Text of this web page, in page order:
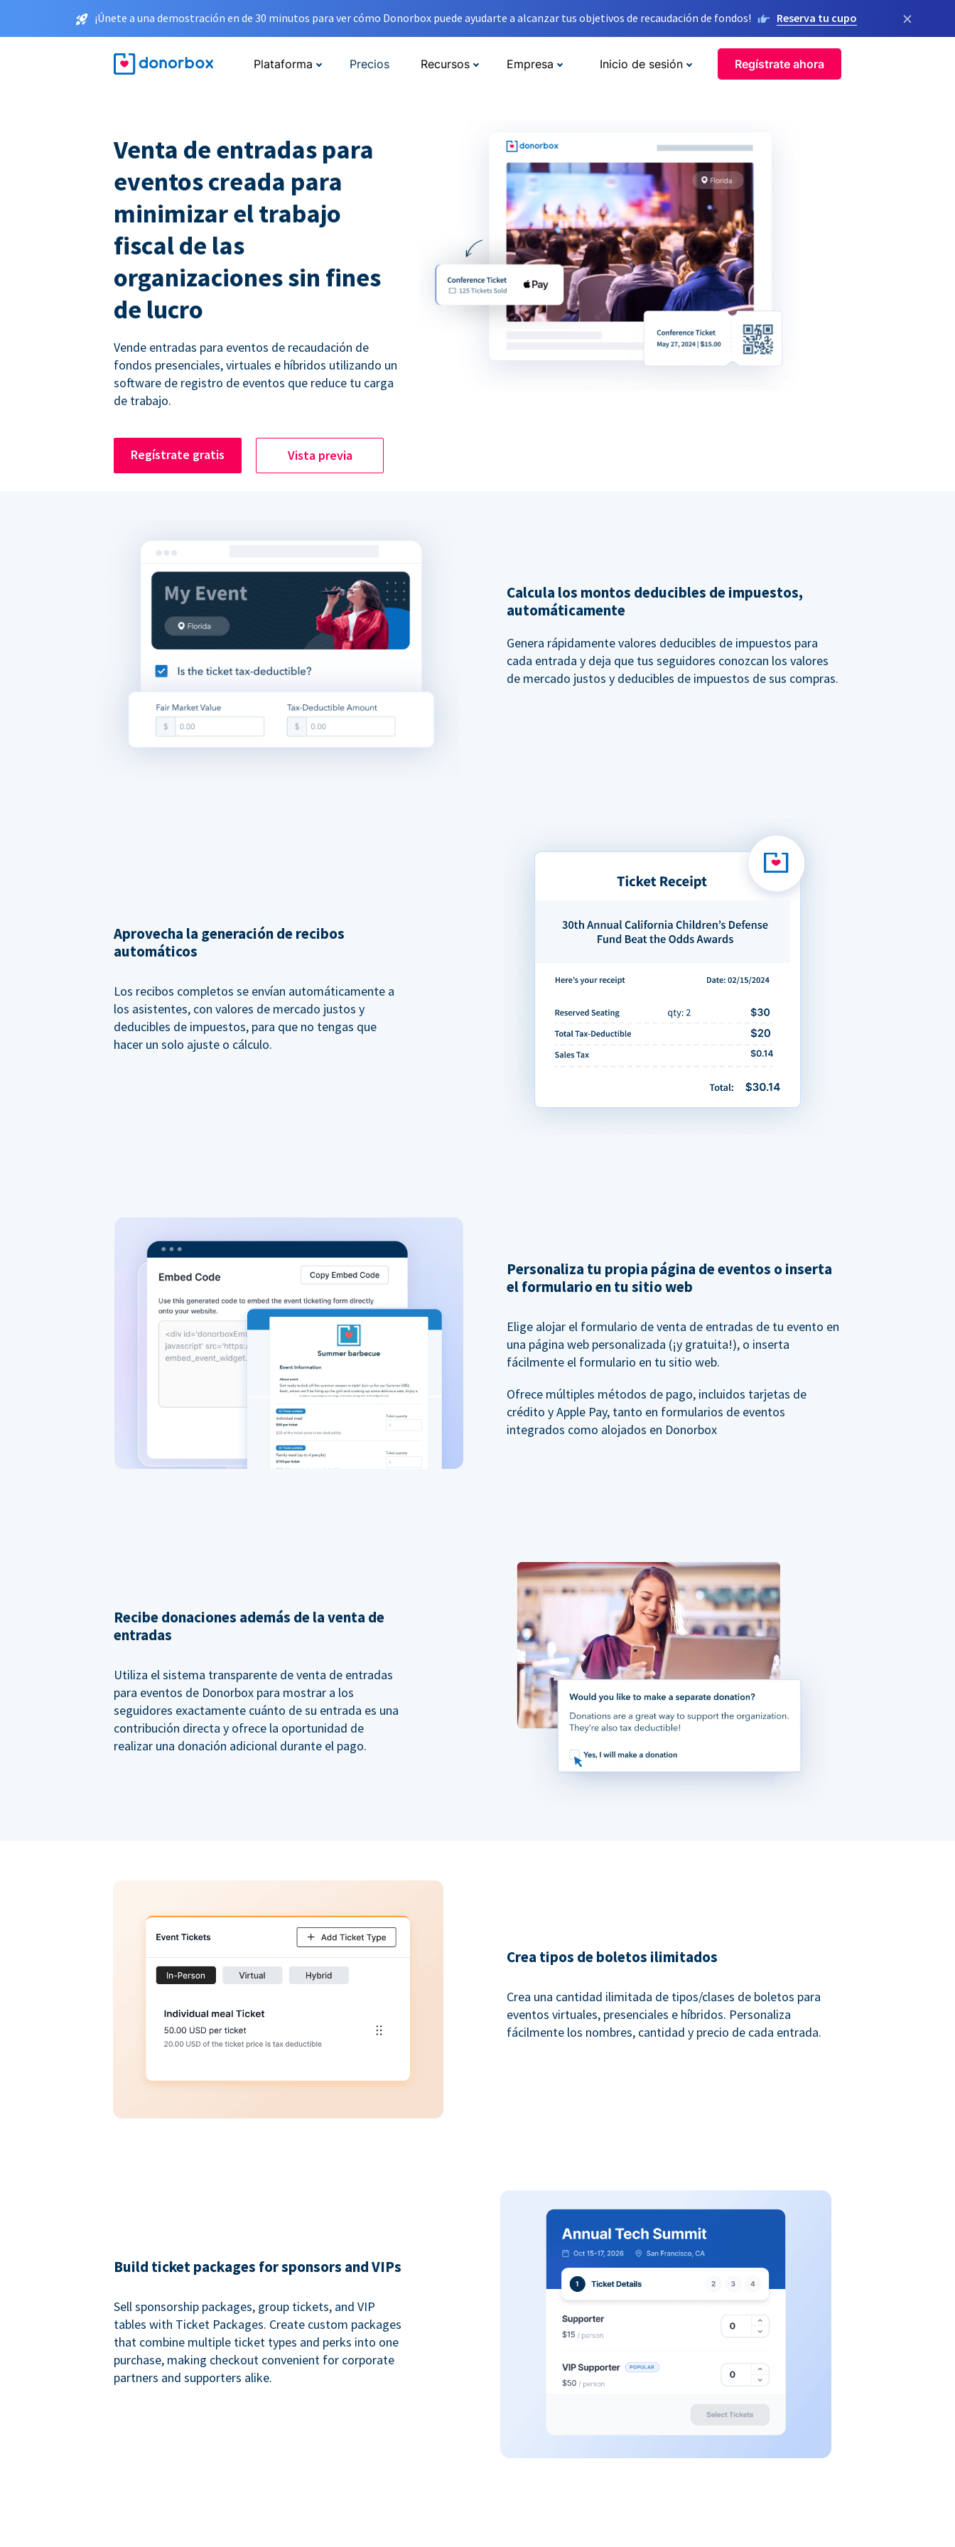
¡Únete a una demostración en de 30 minutos para ver cómo Donorbox puede ayudarte a alcanzar tus objetivos de recaudación de fondos! Reserva tu cupo ×
Plataforma Precios Recursos Empresa Inicio de sesión Regístrate ahora
Venta de entradas para
eventos creada para
minimizar el trabajo
fiscal de las
organizaciones sin fines
de lucro
Vende entradas para eventos de recaudación de
fondos presenciales, virtuales e híbridos utilizando un
software de registro de eventos que reduce tu carga
de trabajo.
Regístrate gratis Vista previa
Calcula los montos deducibles de impuestos,
automáticamente
Genera rápidamente valores deducibles de impuestos para
cada entrada y deja que tus seguidores conozcan los valores
de mercado justos y deducibles de impuestos de sus compras.
Aprovecha la generación de recibos
automáticos
Los recibos completos se envían automáticamente a
los asistentes, con valores de mercado justos y
deducibles de impuestos, para que no tengas que
hacer un solo ajuste o cálculo.
Personaliza tu propia página de eventos o inserta
el formulario en tu sitio web
Elige alojar el formulario de venta de entradas de tu evento en
una página web personalizada (¡y gratuita!), o inserta
fácilmente el formulario en tu sitio web.
Ofrece múltiples métodos de pago, incluidos tarjetas de
crédito y Apple Pay, tanto en formularios de eventos
integrados como alojados en Donorbox
Recibe donaciones además de la venta de
entradas
Utiliza el sistema transparente de venta de entradas
para eventos de Donorbox para mostrar a los
seguidores exactamente cuánto de su entrada es una
contribución directa y ofrece la oportunidad de
realizar una donación adicional durante el pago.
Crea tipos de boletos ilimitados
Crea una cantidad ilimitada de tipos/clases de boletos para
eventos virtuales, presenciales e híbridos. Personaliza
fácilmente los nombres, cantidad y precio de cada entrada.
Build ticket packages for sponsors and VIPs
Sell sponsorship packages, group tickets, and VIP
tables with Ticket Packages. Create custom packages
that combine multiple ticket types and perks into one
purchase, making checkout convenient for corporate
partners and supporters alike.